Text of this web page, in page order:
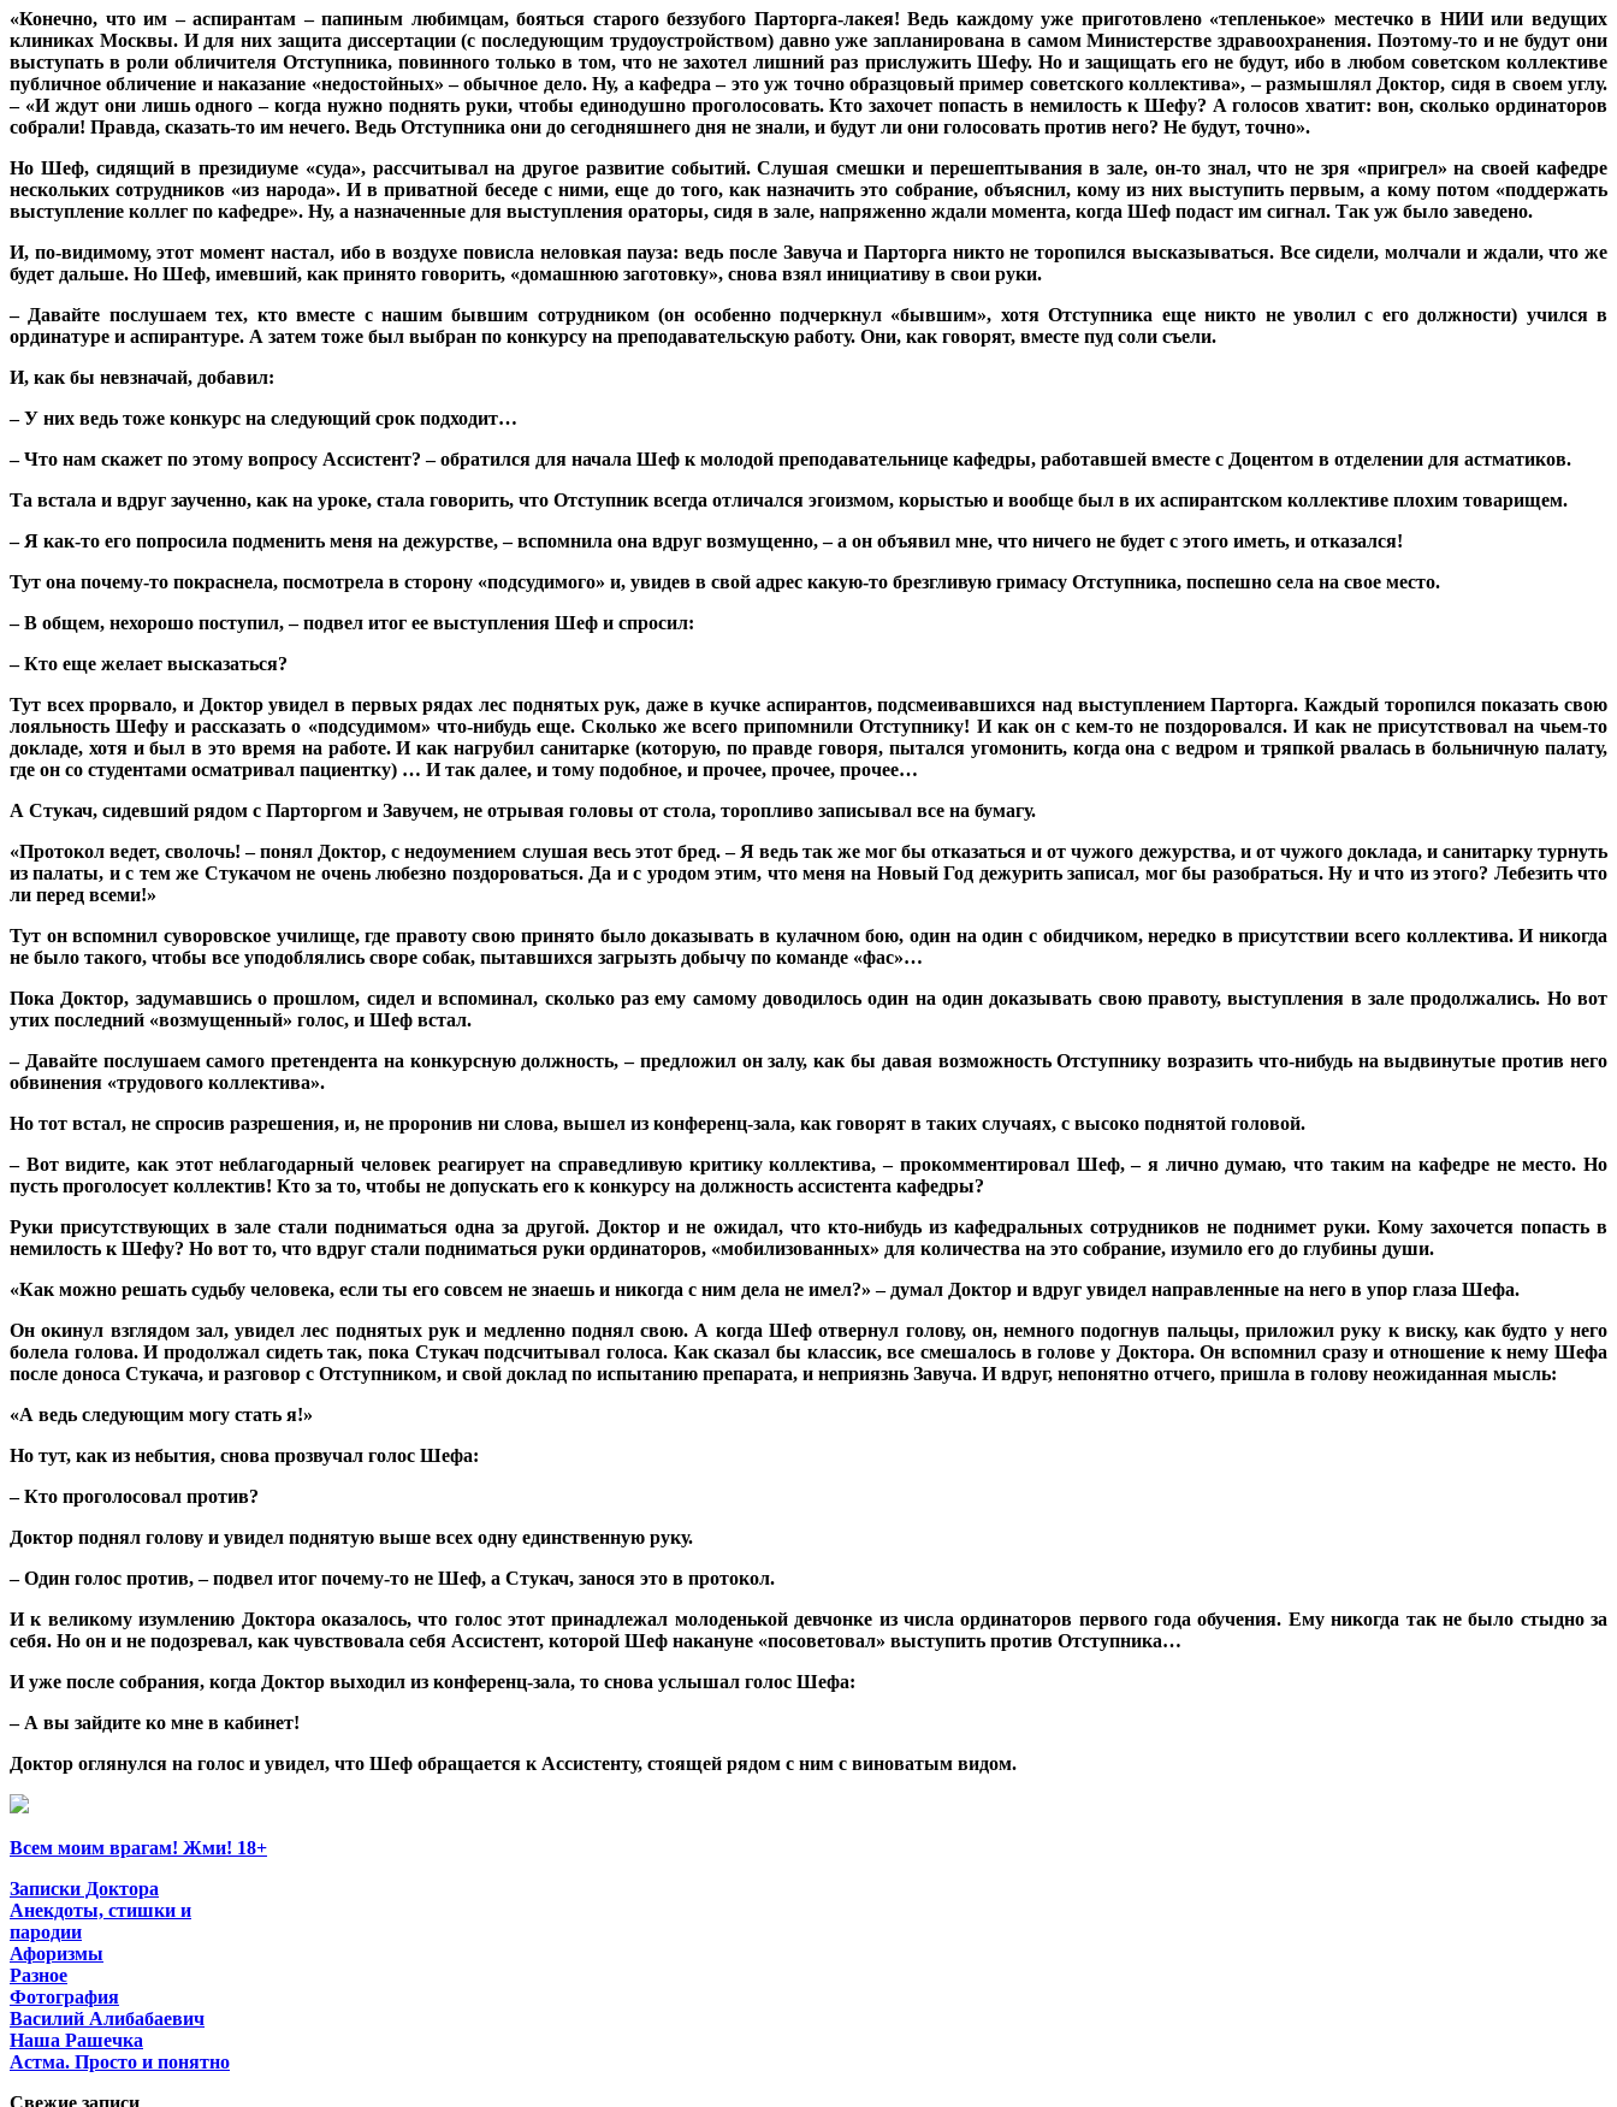
«Конечно, что им – аспирантам – папиным любимцам, бояться старого беззубого Парторга-лакея! Ведь каждому уже приготовлено «тепленькое» местечко в НИИ или ведущих
клиниках Москвы. И для них защита диссертации (с последующим трудоустройством) давно уже запланирована в самом Министерстве здравоохранения. Поэтому-то и не будут они
выступать в роли обличителя Отступника, повинного только в том, что не захотел лишний раз прислужить Шефу. Но и защищать его не будут, ибо в любом советском коллективе
публичное обличение и наказание «недостойных» – обычное дело. Ну, а кафедра – это уж точно образцовый пример советского коллектива», – размышлял Доктор, сидя в своем углу.
– «И ждут они лишь одного – когда нужно поднять руки, чтобы единодушно проголосовать. Кто захочет попасть в немилость к Шефу? А голосов хватит: вон, сколько ординаторов
собрали! Правда, сказать-то им нечего. Ведь Отступника они до сегодняшнего дня не знали, и будут ли они голосовать против него? Не будут, точно».
Но Шеф, сидящий в президиуме «суда», рассчитывал на другое развитие событий. Слушая смешки и перешептывания в зале, он-то знал, что не зря «пригрел» на своей кафедре
нескольких сотрудников «из народа». И в приватной беседе с ними, еще до того, как назначить это собрание, объяснил, кому из них выступить первым, а кому потом «поддержать
выступление коллег по кафедре». Ну, а назначенные для выступления ораторы, сидя в зале, напряженно ждали момента, когда Шеф подаст им сигнал. Так уж было заведено.
И, по-видимому, этот момент настал, ибо в воздухе повисла неловкая пауза: ведь после Завуча и Парторга никто не торопился высказываться. Все сидели, молчали и ждали, что же
будет дальше. Но Шеф, имевший, как принято говорить, «домашнюю заготовку», снова взял инициативу в свои руки.
– Давайте послушаем тех, кто вместе с нашим бывшим сотрудником (он особенно подчеркнул «бывшим», хотя Отступника еще никто не уволил с его должности) учился в
ординатуре и аспирантуре. А затем тоже был выбран по конкурсу на преподавательскую работу. Они, как говорят, вместе пуд соли съели.
И, как бы невзначай, добавил:
– У них ведь тоже конкурс на следующий срок подходит…
– Что нам скажет по этому вопросу Ассистент? – обратился для начала Шеф к молодой преподавательнице кафедры, работавшей вместе с Доцентом в отделении для астматиков.
Та встала и вдруг заученно, как на уроке, стала говорить, что Отступник всегда отличался эгоизмом, корыстью и вообще был в их аспирантском коллективе плохим товарищем.
– Я как-то его попросила подменить меня на дежурстве, – вспомнила она вдруг возмущенно, – а он объявил мне, что ничего не будет с этого иметь, и отказался!
Тут она почему-то покраснела, посмотрела в сторону «подсудимого» и, увидев в свой адрес какую-то брезгливую гримасу Отступника, поспешно села на свое место.
– В общем, нехорошо поступил, – подвел итог ее выступления Шеф и спросил:
– Кто еще желает высказаться?
Тут всех прорвало, и Доктор увидел в первых рядах лес поднятых рук, даже в кучке аспирантов, подсмеивавшихся над выступлением Парторга. Каждый торопился показать свою
лояльность Шефу и рассказать о «подсудимом» что-нибудь еще. Сколько же всего припомнили Отступнику! И как он с кем-то не поздоровался. И как не присутствовал на чьем-то
докладе, хотя и был в это время на работе. И как нагрубил санитарке (которую, по правде говоря, пытался угомонить, когда она с ведром и тряпкой рвалась в больничную палату,
где он со студентами осматривал пациентку) … И так далее, и тому подобное, и прочее, прочее, прочее…
А Стукач, сидевший рядом с Парторгом и Завучем, не отрывая головы от стола, торопливо записывал все на бумагу.
«Протокол ведет, сволочь! – понял Доктор, с недоумением слушая весь этот бред. – Я ведь так же мог бы отказаться и от чужого дежурства, и от чужого доклада, и санитарку турнуть
из палаты, и с тем же Стукачом не очень любезно поздороваться. Да и с уродом этим, что меня на Новый Год дежурить записал, мог бы разобраться. Ну и что из этого? Лебезить что
ли перед всеми!»
Тут он вспомнил суворовское училище, где правоту свою принято было доказывать в кулачном бою, один на один с обидчиком, нередко в присутствии всего коллектива. И никогда
не было такого, чтобы все уподоблялись своре собак, пытавшихся загрызть добычу по команде «фас»…
Пока Доктор, задумавшись о прошлом, сидел и вспоминал, сколько раз ему самому доводилось один на один доказывать свою правоту, выступления в зале продолжались. Но вот
утих последний «возмущенный» голос, и Шеф встал.
– Давайте послушаем самого претендента на конкурсную должность, – предложил он залу, как бы давая возможность Отступнику возразить что-нибудь на выдвинутые против него
обвинения «трудового коллектива».
Но тот встал, не спросив разрешения, и, не проронив ни слова, вышел из конференц-зала, как говорят в таких случаях, с высоко поднятой головой.
– Вот видите, как этот неблагодарный человек реагирует на справедливую критику коллектива, – прокомментировал Шеф, – я лично думаю, что таким на кафедре не место. Но
пусть проголосует коллектив! Кто за то, чтобы не допускать его к конкурсу на должность ассистента кафедры?
Руки присутствующих в зале стали подниматься одна за другой. Доктор и не ожидал, что кто-нибудь из кафедральных сотрудников не поднимет руки. Кому захочется попасть в
немилость к Шефу? Но вот то, что вдруг стали подниматься руки ординаторов, «мобилизованных» для количества на это собрание, изумило его до глубины души.
«Как можно решать судьбу человека, если ты его совсем не знаешь и никогда с ним дела не имел?» – думал Доктор и вдруг увидел направленные на него в упор глаза Шефа.
Он окинул взглядом зал, увидел лес поднятых рук и медленно поднял свою. А когда Шеф отвернул голову, он, немного подогнув пальцы, приложил руку к виску, как будто у него
болела голова. И продолжал сидеть так, пока Стукач подсчитывал голоса. Как сказал бы классик, все смешалось в голове у Доктора. Он вспомнил сразу и отношение к нему Шефа
после доноса Стукача, и разговор с Отступником, и свой доклад по испытанию препарата, и неприязнь Завуча. И вдруг, непонятно отчего, пришла в голову неожиданная мысль:
«А ведь следующим могу стать я!»
Но тут, как из небытия, снова прозвучал голос Шефа:
– Кто проголосовал против?
Доктор поднял голову и увидел поднятую выше всех одну единственную руку.
– Один голос против, – подвел итог почему-то не Шеф, а Стукач, занося это в протокол.
И к великому изумлению Доктора оказалось, что голос этот принадлежал молоденькой девчонке из числа ординаторов первого года обучения. Ему никогда так не было стыдно за
себя. Но он и не подозревал, как чувствовала себя Ассистент, которой Шеф накануне «посоветовал» выступить против Отступника…
И уже после собрания, когда Доктор выходил из конференц-зала, то снова услышал голос Шефа:
– А вы зайдите ко мне в кабинет!
Доктор оглянулся на голос и увидел, что Шеф обращается к Ассистенту, стоящей рядом с ним с виноватым видом.
Всем моим врагам! Жми! 18+
Записки Доктора
Анекдоты, стишки и
пародии
Афоризмы
Разное
Фотография
Василий Алибабаевич
Наша Рашечка
Астма. Просто и понятно
Свежие записи